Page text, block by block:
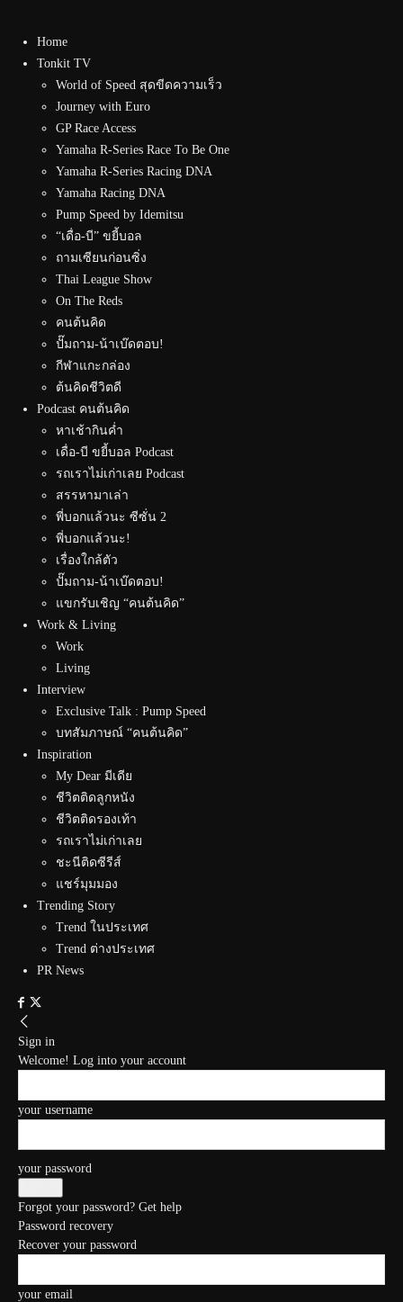
Home
Tonkit TV
World of Speed สุดขีดความเร็ว
Journey with Euro
GP Race Access
Yamaha R-Series Race To Be One
Yamaha R-Series Racing DNA
Yamaha Racing DNA
Pump Speed by Idemitsu
“เดื่อ-บี” ขยี้บอล
ถามเซียนก่อนซิ่ง
Thai League Show
On The Reds
คนต้นคิด
ปั๊มถาม-น้าเบ๊ดตอบ!
กีฬาแกะกล่อง
ต้นคิดชีวิตดี
Podcast คนต้นคิด
หาเช้ากินค่ำ
เดื่อ-บี ขยี้บอล Podcast
รถเราไม่เก่าเลย Podcast
สรรหามาเล่า
พี่บอกแล้วนะ ซีซั่น 2
พี่บอกแล้วนะ!
เรื่องใกล้ตัว
ปั๊มถาม-น้าเบ๊ดตอบ!
แขกรับเชิญ “คนต้นคิด”
Work & Living
Work
Living
Interview
Exclusive Talk : Pump Speed
บทสัมภาษณ์ “คนต้นคิด”
Inspiration
My Dear มีเดีย
ชีวิตติดลูกหนัง
ชีวิตติดรองเท้า
รถเราไม่เก่าเลย
ชะนีติดซีรีส์
แชร์มุมมอง
Trending Story
Trend ในประเทศ
Trend ต่างประเทศ
PR News
Sign in
Welcome! Log into your account
your username
your password
Forgot your password? Get help
Password recovery
Recover your password
your email